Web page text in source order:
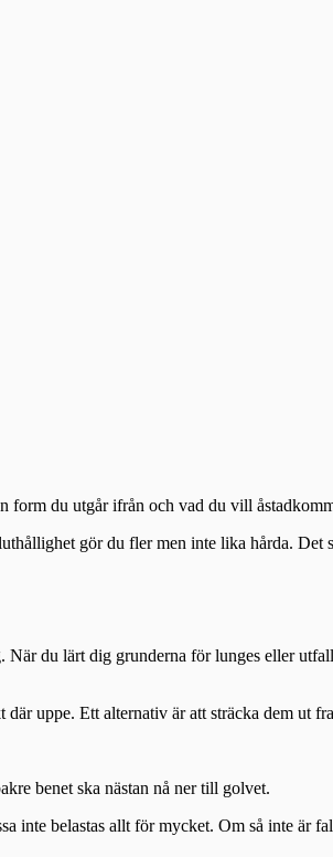
form du utgår ifrån och vad du vill
gör du fler men inte lika hårda. Det
du lärt dig grunderna för lunges eller
uppe. Ett alternativ är att sträcka dem ut
benet ska nästan nå ner till golvet.
inte belastas allt för mycket. Om så inte är